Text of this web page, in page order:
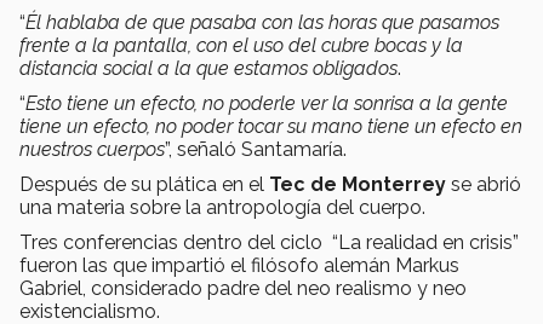
“Él hablaba de que pasaba con las horas que pasamos
frente a la pantalla, con el uso del cubre bocas y la
distancia social a la que estamos obligados.
“Esto tiene un efecto, no poderle ver la sonrisa a la gente
tiene un efecto, no poder tocar su mano tiene un efecto en
nuestros cuerpos”, señaló Santamaría.
Después de su plática en el Tec de Monterrey se abrió
una materia sobre la antropología del cuerpo.
Tres conferencias dentro del ciclo “La realidad en crisis”
fueron las que impartió el filósofo alemán Markus
Gabriel, considerado padre del neo realismo y neo
existencialismo.